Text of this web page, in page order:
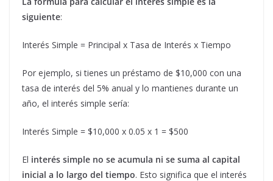
siguiente:
Interés Simple = Principal x Tasa de Interés x Tiempo
Por ejemplo, si tienes un préstamo de $10,000 con una
tasa de interés del 5% anual y lo mantienes durante un
año, el interés simple sería:
Interés Simple = $10,000 x 0.05 x 1 = $500
El interés simple no se acumula ni se suma al capital
inicial a lo largo del tiempo. Esto significa que el interés